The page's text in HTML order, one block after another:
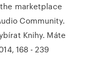
marketplace
Community.
Knihy. Máte
168 - 239